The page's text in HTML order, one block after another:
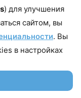
) для улучшения
сайтом, вы
. Вы
в настройках